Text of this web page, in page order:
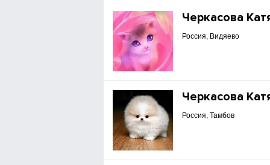
Черкасова
Россия, Видяево
Черкасова
Россия, Тамбов